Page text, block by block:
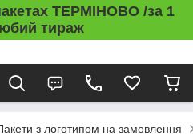
ТЕРМІНОВО /за 1
тираж
з логотипом на замовлення